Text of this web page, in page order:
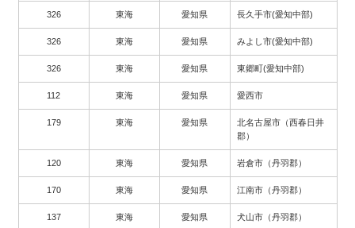
326 東海 愛知県 長久手市(愛知中部)
326 東海 愛知県 みよし市(愛知中部)
326 東海 愛知県 東郷町(愛知中部)
112 東海 愛知県 愛西市
179 東海 愛知県
北名古屋市（西春日井
郡）
120 東海 愛知県 岩倉市（丹羽郡）
170 東海 愛知県 江南市（丹羽郡）
137 東海 愛知県 犬山市（丹羽郡）